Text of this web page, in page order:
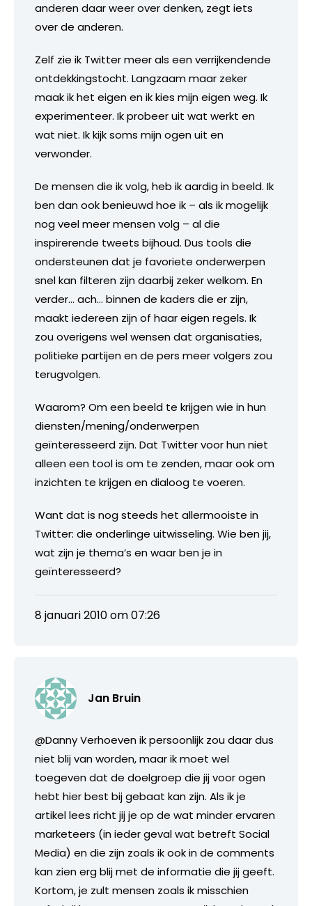
anderen daar weer over denken, zegt iets
over de anderen.
Zelf zie ik Twitter meer als een verrijkendende
ontdekkingstocht. Langzaam maar zeker
maak ik het eigen en ik kies mijn eigen weg. Ik
experimenteer. Ik probeer uit wat werkt en
wat niet. Ik kijk soms mijn ogen uit en
verwonder.
De mensen die ik volg, heb ik aardig in beeld. Ik
ben dan ook benieuwd hoe ik – als ik mogelijk
nog veel meer mensen volg – al die
inspirerende tweets bijhoud. Dus tools die
ondersteunen dat je favoriete onderwerpen
snel kan filteren zijn daarbij zeker welkom. En
verder… ach… binnen de kaders die er zijn,
maakt iedereen zijn of haar eigen regels. Ik
zou overigens wel wensen dat organisaties,
politieke partijen en de pers meer volgers zou
terugvolgen.
Waarom? Om een beeld te krijgen wie in hun
diensten/mening/onderwerpen
geïnteresseerd zijn. Dat Twitter voor hun niet
alleen een tool is om te zenden, maar ook om
inzichten te krijgen en dialoog te voeren.
Want dat is nog steeds het allermooiste in
Twitter: die onderlinge uitwisseling. Wie ben jij,
wat zijn je thema’s en waar ben je in
geïnteresseerd?
8 januari 2010 om 07:26
Jan Bruin
@Danny Verhoeven ik persoonlijk zou daar dus
niet blij van worden, maar ik moet wel
toegeven dat de doelgroep die jij voor ogen
hebt hier best bij gebaat kan zijn. Als ik je
artikel lees richt jij je op de wat minder ervaren
marketeers (in ieder geval wat betreft Social
Media) en die zijn zoals ik ook in de comments
kan zien erg blij met de informatie die jij geeft.
Kortom, je zult mensen zoals ik misschien